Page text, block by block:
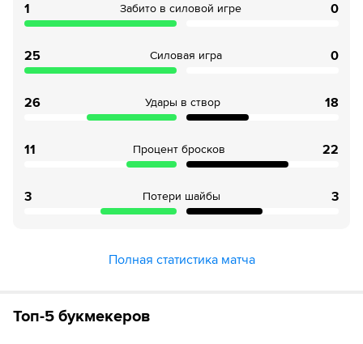
1 Забито в силовой игре 0
25 Силовая игра 0
26 Удары в створ 18
11 Процент бросков 22
3 Потери шайбы 3
Полная статистика матча
Топ-5 букмекеров